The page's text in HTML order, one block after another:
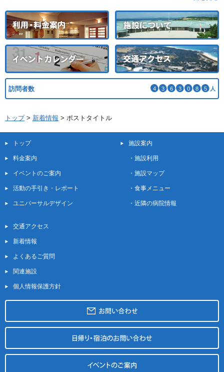
訪問者数 4 3 6 3 0 8 5 人
トップ> 新着情報 > ポストタイトル
トップ
料金案内
イベントのご案内
活動の手引き・レポート
ユニバーサルデザイン
施設案内
・施設利用
・施設マップ
・食事メニュー
・近隣の病院情報
交通アクセス
新着情報
よくあるご質問
関連施設
個人情報保護方針